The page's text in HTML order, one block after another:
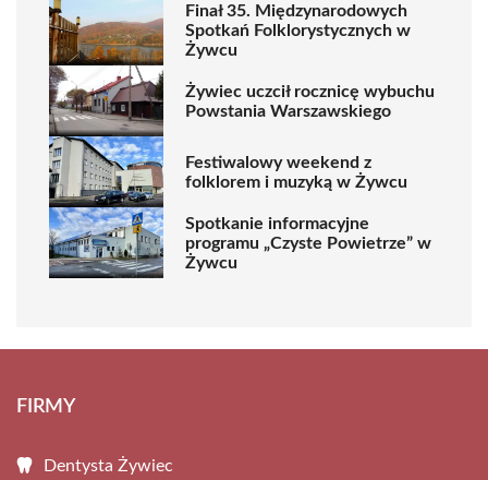
Finał 35. Międzynarodowych
Spotkań Folklorystycznych w
Żywcu
Żywiec uczcił rocznicę wybuchu
Powstania Warszawskiego
Festiwalowy weekend z
folklorem i muzyką w Żywcu
Spotkanie informacyjne
programu „Czyste Powietrze” w
Żywcu
FIRMY
Dentysta Żywiec